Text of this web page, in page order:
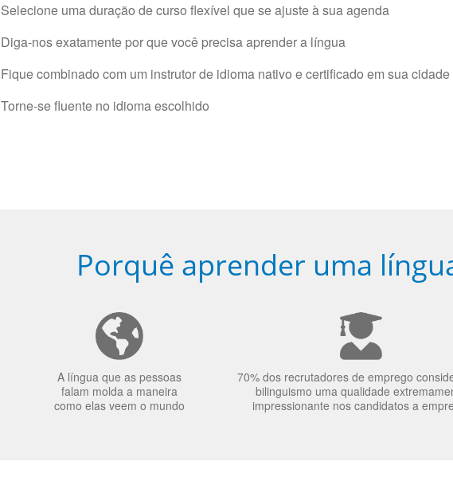
Selecione uma duração de curso flexível que se ajuste à sua agenda
Diga-nos exatamente por que você precisa aprender a língua
Fique combinado com um instrutor de idioma nativo e certificado em sua
Torne-se fluente no idioma escolhido
Porquê aprender uma
A língua que as pessoas
falam molda a maneira
como elas veem o mundo
70% dos recrutadores de emprego
bilinguismo uma qualidade
impressionante nos candidatos a